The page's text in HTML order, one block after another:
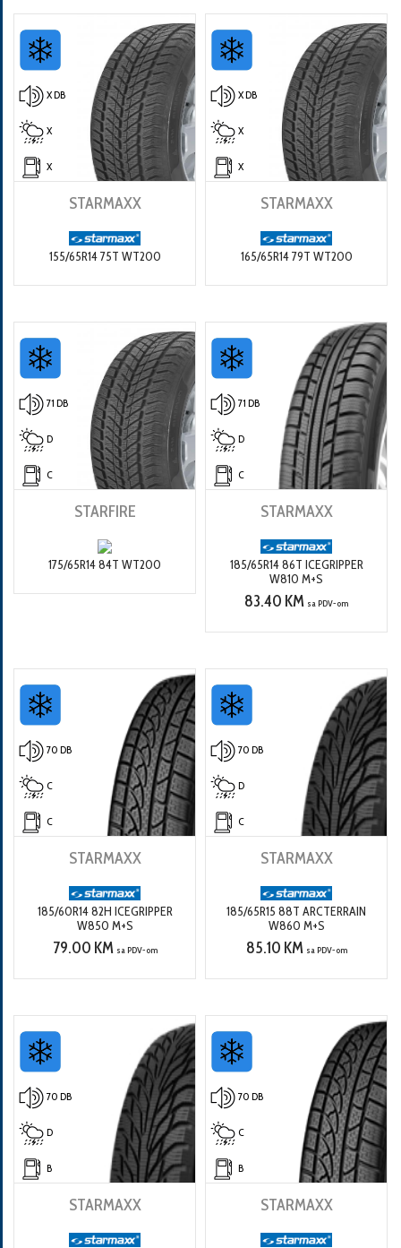
X DB
X
X
STARMAXX
155/65R14 75T WT200
X DB
X
X
STARMAXX
165/65R14 79T WT200
71 DB
D
C
STARFIRE
175/65R14 84T WT200
71 DB
D
C
STARMAXX
185/65R14 86T ICEGRIPPER
W810 M+S
83.40 KM sa PDV-om
70 DB
C
C
STARMAXX
185/60R14 82H ICEGRIPPER
W850 M+S
79.00 KM sa PDV-om
70 DB
D
C
STARMAXX
185/65R15 88T ARCTERRAIN
W860 M+S
85.10 KM sa PDV-om
70 DB
D
B
STARMAXX
70 DB
C
B
STARMAXX